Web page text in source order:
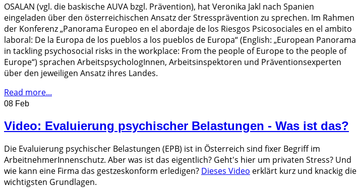
OSALAN (vgl. die baskische AUVA bzgl. Prävention), hat Veronika Jakl nach Spanien
eingeladen über den österreichischen Ansatz der Stressprävention zu sprechen. Im Rahmen
der Konferenz „Panorama Europeo en el abordaje de los Riesgos Psicosociales en el ambito
laboral: De la Europa de los pueblos a los pueblos de Europa“ (English: „European Panorama
in tackling psychosocial risks in the workplace: From the people of Europe to the people of
Europe“) sprachen ArbeitspsychologInnen, Arbeitsinspektoren und Präventionsexperten
über den jeweiligen Ansatz ihres Landes.
Read more...
08 Feb
Video: Evaluierung psychischer Belastungen - Was ist das?
Die Evaluierung psychischer Belastungen (EPB) ist in Österreich sind fixer Begriff im
ArbeitnehmerInnenschutz. Aber was ist das eigentlich? Geht's hier um privaten Stress? Und
wie kann eine Firma das gestzeskonform erledigen? Dieses Video erklärt kurz und knackig die
wichtigsten Grundlagen.